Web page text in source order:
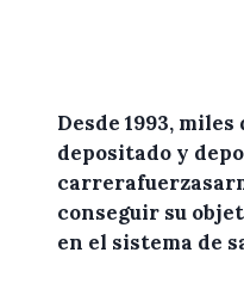
Desde 1993, miles
depositado y
conseguir su
en el sistema de